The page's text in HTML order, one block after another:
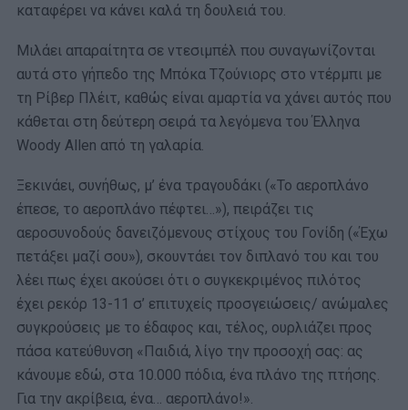
καταφέρει να κάνει καλά τη δουλειά του.
Μιλάει απαραίτητα σε ντεσιμπέλ που συναγωνίζονται
αυτά στο γήπεδο της Μπόκα Τζούνιορς στο ντέρμπι με
τη Ρίβερ Πλέιτ, καθώς είναι αμαρτία να χάνει αυτός που
κάθεται στη δεύτερη σειρά τα λεγόμενα του Έλληνα
Woody Allen από τη γαλαρία.
Ξεκινάει, συνήθως, μ’ ένα τραγουδάκι («Το αεροπλάνο
έπεσε, το αεροπλάνο πέφτει…»), πειράζει τις
αεροσυνοδούς δανειζόμενους στίχους του Γονίδη («Έχω
πετάξει μαζί σου»), σκουντάει τον διπλανό του και του
λέει πως έχει ακούσει ότι ο συγκεκριμένος πιλότος
έχει ρεκόρ 13-11 σ’ επιτυχείς προσγειώσεις/ ανώμαλες
συγκρούσεις με το έδαφος και, τέλος, ουρλιάζει προς
πάσα κατεύθυνση «Παιδιά, λίγο την προσοχή σας: ας
κάνουμε εδώ, στα 10.000 πόδια, ένα πλάνο της πτήσης.
Για την ακρίβεια, ένα… αεροπλάνο!».